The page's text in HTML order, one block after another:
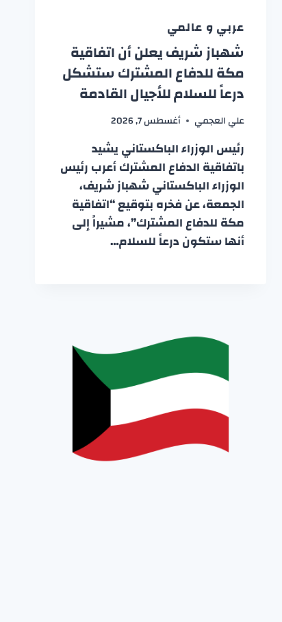
عربي و عالمي
شهباز شريف يعلن أن اتفاقية
مكة للدفاع المشترك ستشكل
درعاً للسلام للأجيال القادمة
علي العجمي أغسطس 7, 2026
رئيس الوزراء الباكستاني يشيد
باتفاقية الدفاع المشترك أعرب رئيس
الوزراء الباكستاني شهباز شريف،
الجمعة، عن فخره بتوقيع “اتفاقية
مكة للدفاع المشترك”، مشيراً إلى
أنها ستكون درعاً للسلام…